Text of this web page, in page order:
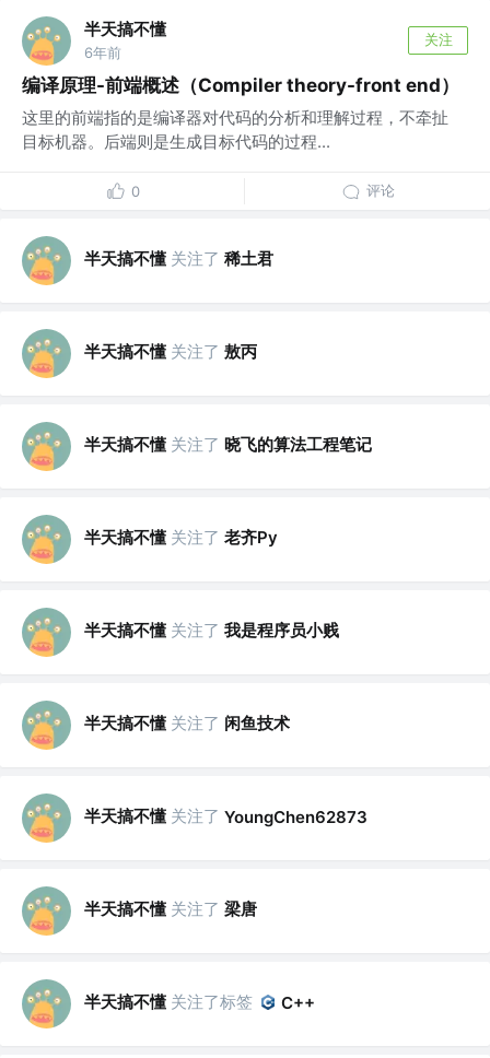
半天搞不懂
6年前
关注
编译原理-前端概述（Compiler theory-front end）
这里的前端指的是编译器对代码的分析和理解过程，不牵扯
目标机器。后端则是生成目标代码的过程...
0 评论
半天搞不懂 关注了 稀土君
半天搞不懂 关注了 敖丙
半天搞不懂 关注了 晓飞的算法工程笔记
半天搞不懂 关注了 老齐Py
半天搞不懂 关注了 我是程序员小贱
半天搞不懂 关注了 闲鱼技术
半天搞不懂 关注了 YoungChen62873
半天搞不懂 关注了 梁唐
半天搞不懂 关注了标签 C++